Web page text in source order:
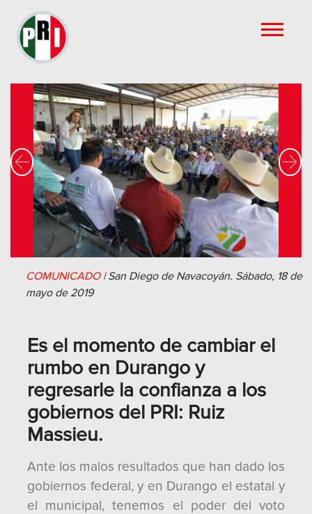
Previous Next
COMUNICADO|San Diego de Navacoyán. Sábado, 18 de
mayo de 2019
Es el momento de cambiar el
rumbo en Durango y
regresarle la confianza a los
gobiernos del PRI: Ruiz
Massieu.
Ante los malos resultados que han dado los
gobiernos federal, y en Durango el estatal y
el municipal, tenemos el poder del voto